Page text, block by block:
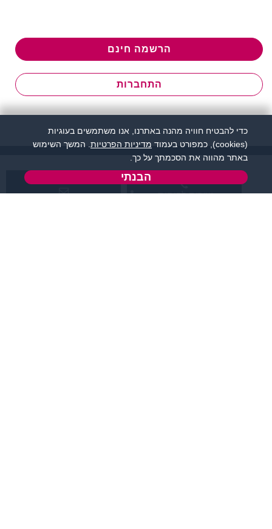
הרשמה חינם
התחברות
שירות לקוחות:
כדי להבטיח חוויה מהנה באתרנו, אנו משתמשים בעוגיות
(cookies), כמפורט בעמוד
מדיניות הפרטיות . המשך השימוש
באתר מהווה את הסכמתך על כך.
הבנתי